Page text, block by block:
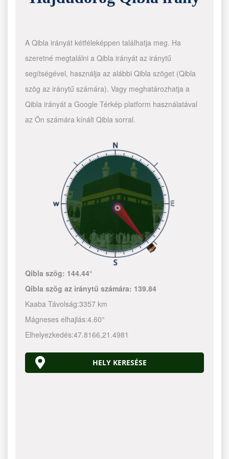
A Qibla irányát kétféleképpen találhatja meg. Ha
szeretné megtalálni a Qibla irányát az iránytű
segítségével, használja az alábbi Qibla szöget (Qibla
szög az iránytű számára). Vagy meghatározhatja a
Qibla irányát a Google Térkép platform használatával
az Ön számára kínált Qibla sorral.
Qibla szög: 144.44°
Qibla szög az iránytű számára: 139.84
Kaaba Távolság:3357 km
Mágneses elhajlás:4.60°
Elhelyezkedés:47.8166,21.4981
HELY KERESÉSE